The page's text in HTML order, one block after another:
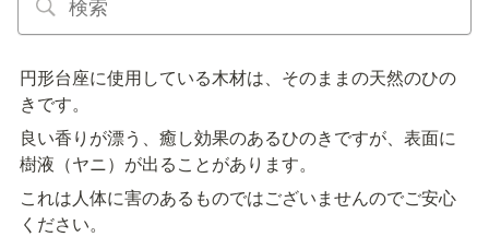
円形台座に使用している木材は、そのままの天然のひの
きです。
良い香りが漂う、癒し効果のあるひのきですが、表面に
樹液（ヤニ）が出ることがあります。
これは人体に害のあるものではございませんのでご安心
ください。